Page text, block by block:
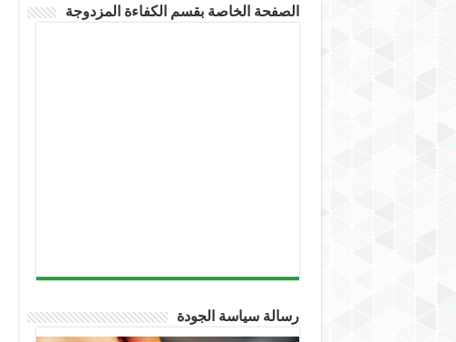
الصفحة الخاصة بقسم الكفاءة المزدوجة
رسالة سياسة الجودة